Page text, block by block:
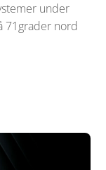
under
71grader nord